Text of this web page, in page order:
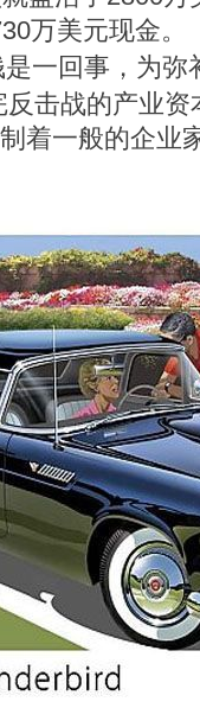
万美元现金。
一回事，为
击战的产业
着一般的企业